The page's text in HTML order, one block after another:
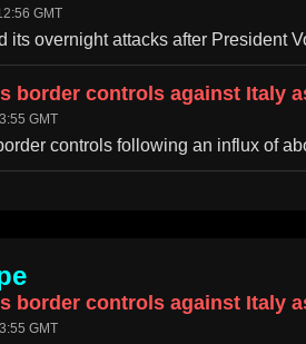
GMT
its overnight attacks after President
border controls against Italy
GMT
controls following an influx of
border controls against Italy
GMT